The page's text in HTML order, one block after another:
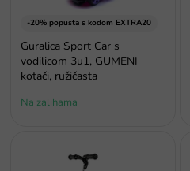
-20% popusta s kodom EXTRA20
Guralica Sport Car s
vodilicom 3u1, GUMENI
kotači, ružičasta
Na zalihama